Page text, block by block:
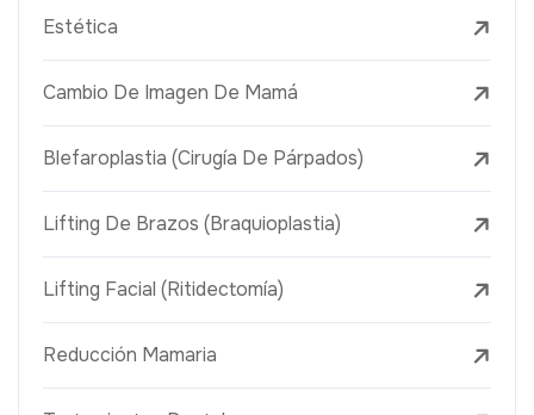
Estética
Cambio De Imagen De Mamá
Blefaroplastia (Cirugía De Párpados)
Lifting De Brazos (Braquioplastia)
Lifting Facial (Ritidectomía)
Reducción Mamaria